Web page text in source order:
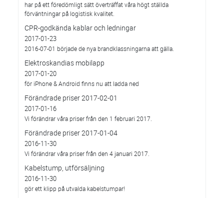
har på ett föredömligt sätt överträffat våra högt ställda
förväntningar på logistisk kvalitet.
CPR-godkända kablar och ledningar
2017-01-23
2016-07-01 började de nya brandklassningarna att gälla.
Elektroskandias mobilapp
2017-01-20
för iPhone & Android finns nu att ladda ned
Förändrade priser 2017-02-01
2017-01-16
Vi förändrar våra priser från den 1 februari 2017.
Förändrade priser 2017-01-04
2016-11-30
Vi förändrar våra priser från den 4 januari 2017.
Kabelstump, utförsäljning
2016-11-30
gör ett klipp på utvalda kabelstumpar!